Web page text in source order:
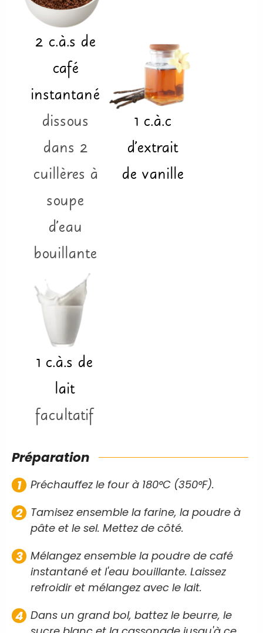
2 c.à.s de
café
instantané
dissous
dans 2
cuillères à
soupe
d'eau
bouillante
1 c.à.c
d'extrait
de vanille
1 c.à.s de
lait
facultatif
Préparation
Préchauffez le four à 180°C (350°F).
Tamisez ensemble la farine, la poudre à
pâte et le sel. Mettez de côté.
Mélangez ensemble la poudre de café
instantané et l'eau bouillante. Laissez
refroidir et mélangez avec le lait.
Dans un grand bol, battez le beurre, le